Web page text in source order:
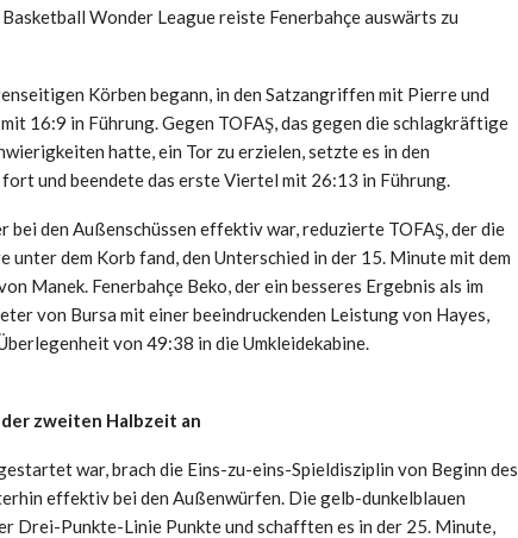
Wonder League reiste Fenerbahçe auswärts zu
Körben begann, in den Satzangriffen mit Pierre und
16:9 in Führung. Gegen TOFAŞ, das gegen die schlagkräftige
hatte, ein Tor zu erzielen, setzte es in den
und beendete das erste Viertel mit 26:13 in Führung.
bei den Außenschüssen effektiv war, reduzierte TOFAŞ, der die
dem Korb fand, den Unterschied in der 15. Minute mit dem
Manek. Fenerbahçe Beko, der ein besseres Ergebnis als im
von Bursa mit einer beeindruckenden Leistung von Hayes,
von 49:38 in die Umkleidekabine.
zweiten Halbzeit an
war, brach die Eins-zu-eins-Spieldisziplin von Beginn des
effektiv bei den Außenwürfen. Die gelb-dunkelblauen
Drei-Punkte-Linie Punkte und schafften es in der 25. Minute,